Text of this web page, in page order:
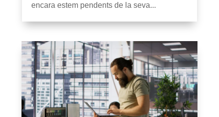
encara estem pendents de la seva...